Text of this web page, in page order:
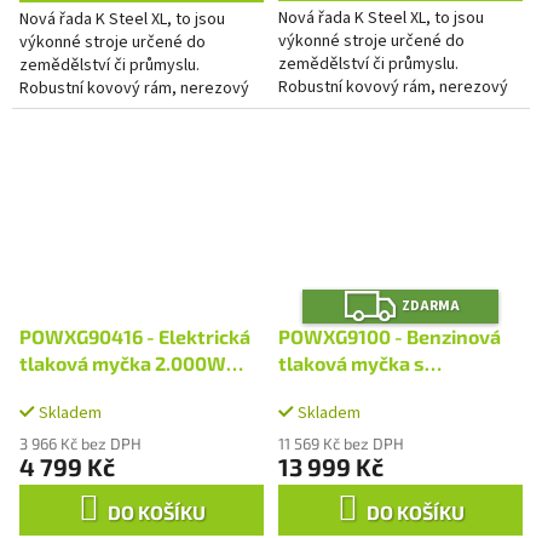
Nová řada K Steel XL, to jsou
výkonné stroje určené do
zemědělství či průmyslu.
Robustní kovový rám, nerezový
kryt motoru a čerpadla či velká
Nová řada K Steel XL, to jsou
výkonné stroje určené do
zemědělství či průmyslu.
Robustní kovový rám, nerezový
kryt motoru a čerpadla či velká
POWXG90416 - Elektrická
tlaková myčka 2.000W
Skladem
3 966 Kč bez DPH
4 799 Kč
DO KOŠÍKU
Z
D
A
R
M
A
ZDARMA
POWXG9100 - Benzinová
tlaková myčka s
Skladem
11 569 Kč bez DPH
13 999 Kč
DO KOŠÍKU